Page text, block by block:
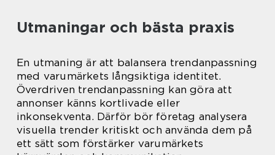
Utmaningar och bästa praxis
En utmaning är att balansera trendanpassning
med varumärkets långsiktiga identitet.
Överdriven trendanpassning kan göra att
annonser känns kortlivade eller
inkonsekventa. Därför bör företag analysera
visuella trender kritiskt och använda dem på
ett sätt som förstärker varumärkets